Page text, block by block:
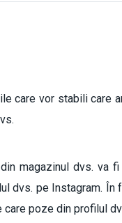
care vor stabili care
magazinul dvs. va
dvs. pe Instagram. În
poze din profilul